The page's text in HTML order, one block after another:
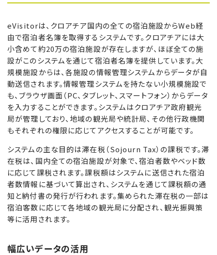
eVisitorは、クロアチア国内の全ての宿泊施設からWeb経
由で宿泊者名簿を取得するシステムです。クロアチアには大
小含めて約20万の宿泊施設が存在しますが、ほぼ全ての施
設がこのシステムを通じて宿泊者名簿を提供しています。大
規模施設からは、各施設の情報管理システムからデータが自
動送信されます。情報管理システムを持たない小規模施設で
も、ブラウザ画面（PC、タブレット、スマートフォン）からデータ
を入力することができます。システムはクロアチア政府観光
局が管理しており、地域の観光局や統計局、その他行政機関
もそれぞれの権限に応じてアクセスすることが可能です。
システムの主な目的は滞在税（Sojourn Tax）の課税です。滞
在税は、国内全ての宿泊施設が対象で、宿泊者数やベッド数
に応じて課税されます。課税額はシステムに送信された宿泊
者数情報に基づいて算出され、システムを通じて課税額の通
知と納付書の発行が行われます。集められた滞在税の一部は
宿泊客数に応じて各地域の観光局に分配され、観光振興策
等に活用されます。
幅広いデータの活用